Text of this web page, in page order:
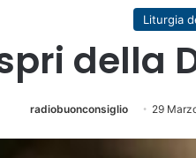
Liturgia
della
radiobuonconsiglio 29